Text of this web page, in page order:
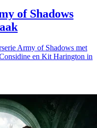
of Shadows
Army of Shadows met
en Kit Harington in